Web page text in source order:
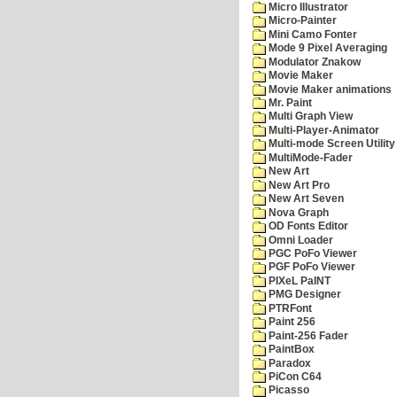
Micro Illustrator
Micro-Painter
Mini Camo Fonter
Mode 9 Pixel Averaging
Modulator Znakow
Movie Maker
Movie Maker animations
Mr. Paint
Multi Graph View
Multi-Player-Animator
Multi-mode Screen Utility
MultiMode-Fader
New Art
New Art Pro
New Art Seven
Nova Graph
OD Fonts Editor
Omni Loader
PGC PoFo Viewer
PGF PoFo Viewer
PIXeL PaINT
PMG Designer
PTRFont
Paint 256
Paint-256 Fader
PaintBox
Paradox
PiCon C64
Picasso